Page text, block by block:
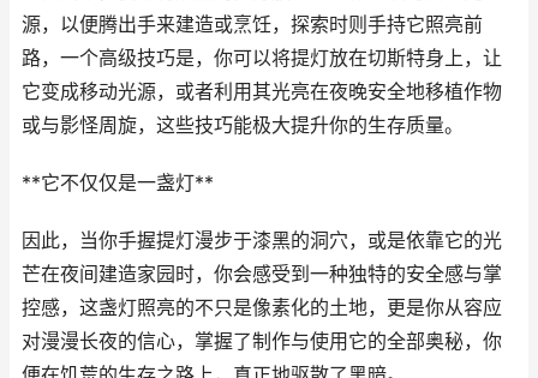
源，以便腾出手来建造或烹饪，探索时则手持它照亮前
路，一个高级技巧是，你可以将提灯放在切斯特身上，让
它变成移动光源，或者利用其光亮在夜晚安全地移植作物
或与影怪周旋，这些技巧能极大提升你的生存质量。
**它不仅仅是一盏灯**
因此，当你手握提灯漫步于漆黑的洞穴，或是依靠它的光
芒在夜间建造家园时，你会感受到一种独特的安全感与掌
控感，这盏灯照亮的不只是像素化的土地，更是你从容应
对漫漫长夜的信心，掌握了制作与使用它的全部奥秘，你